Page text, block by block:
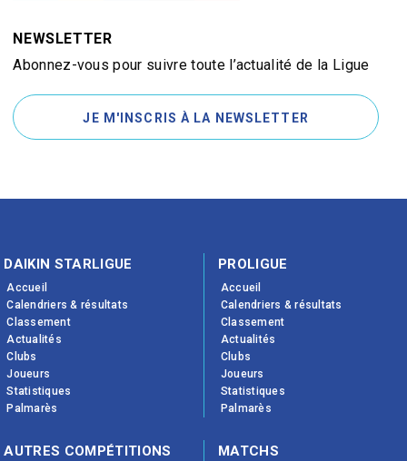
NEWSLETTER
Abonnez-vous pour suivre toute l’actualité de la Ligue
JE M'INSCRIS À LA NEWSLETTER
DAIKIN STARLIGUE
Accueil
Calendriers & résultats
Classement
Actualités
Clubs
Joueurs
Statistiques
Palmarès
PROLIGUE
Accueil
Calendriers & résultats
Classement
Actualités
Clubs
Joueurs
Statistiques
Palmarès
AUTRES COMPÉTITIONS MATCHS